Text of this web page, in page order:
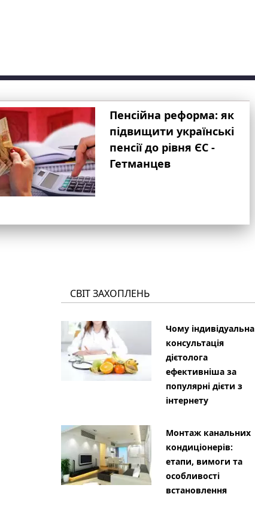
Пенсійна реформа: як
підвищити українські
пенсії до рівня ЄС -
Гетманцев
СВІТ ЗАХОПЛЕНЬ
Чому індивідуальна
консультація
дієтолога
ефективніша за
популярні дієти з
інтернету
Монтаж канальних
кондиціонерів:
етапи, вимоги та
особливості
встановлення